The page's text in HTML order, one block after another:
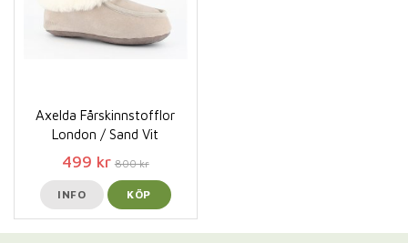
Axelda Fårskinnstofflor
London / Sand Vit
499 kr 800 kr
INFO KÖP